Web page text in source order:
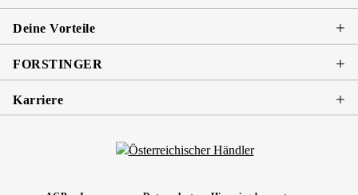
Deine Vorteile
FORSTINGER
Karriere